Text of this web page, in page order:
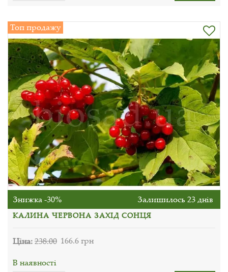
Топ продажу
Знижка -30% Залишилось 23 днів
КАЛИНА ЧЕРВОНА ЗАХІД СОНЦЯ
Ціна:238.00 166.6 грн
В наявності